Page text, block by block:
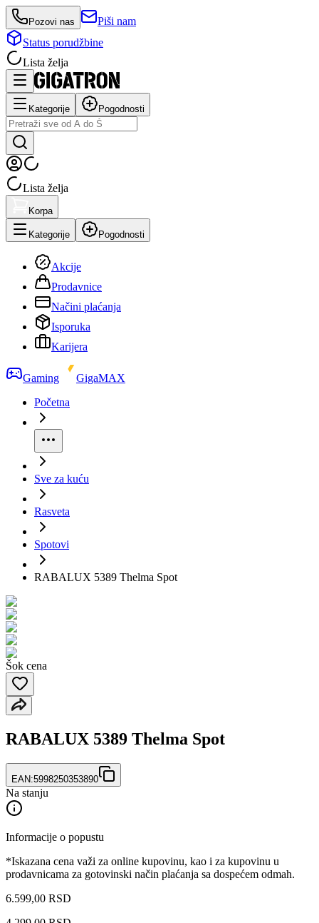
Pozovi nas
Piši nam
Status porudžbine
Lista želja
Kategorije Pogodnosti
Lista želja
Korpa
Kategorije Pogodnosti
Akcije
Prodavnice
Načini plaćanja
Isporuka
Karijera
Gaming
GigaMAX
Početna
Sve za kuću
Rasveta
Spotovi
RABALUX 5389 Thelma Spot
Šok cena
RABALUX 5389 Thelma Spot
EAN:5998250353890
Na stanju
Informacije o popustu
*Iskazana cena važi za online kupovinu, kao i za kupovinu u
prodavnicama za gotovinski način plaćanja sa dospećem odmah.
6.599,00 RSD